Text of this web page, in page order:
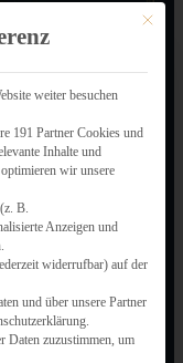
Mit
weiter besuchen
191 Partner Cookies und
Inhalte und
wir unsere
B.
Anzeigen und
widerrufbar) auf der
und über unsere Partner
Daten zuzustimmen, um